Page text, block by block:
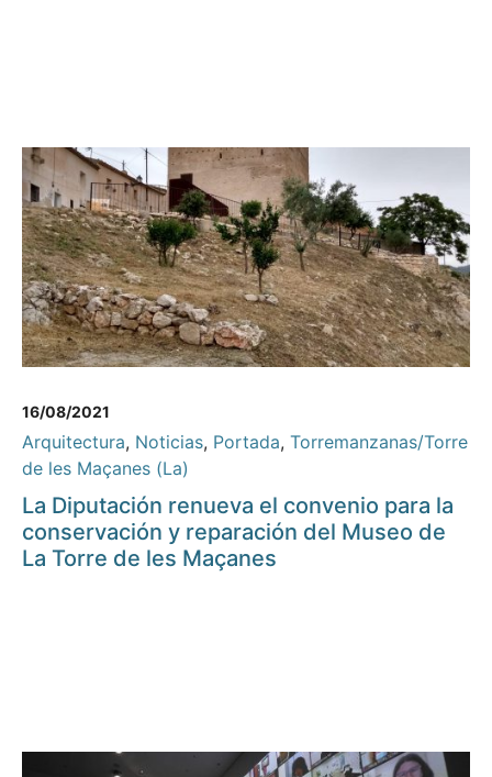
16/08/2021
Arquitectura, Noticias, Portada, Torremanzanas/Torre
de les Maçanes (La)
La Diputación renueva el convenio para la
conservación y reparación del Museo de
La Torre de les Maçanes